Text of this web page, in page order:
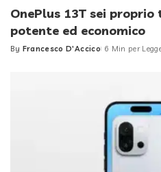
OnePlus 13T sei
potente ed economico
Posted
By Francesco D'Accico 6 Min per